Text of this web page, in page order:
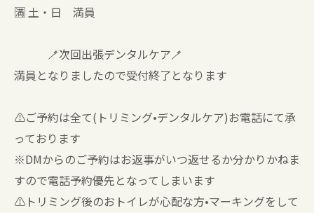
🈵 土・日 満員
🪥次回出張デンタルケア🪥
満員となりましたので受付終了となります
⚠️ご予約は全て(トリミング•デンタルケア)お電話にて承
っております
※DMからのご予約はお返事がいつ返せるか分かりかねま
すので電話予約優先となってしまいます
⚠️トリミング後のおトイレが心配な方•マーキングをして